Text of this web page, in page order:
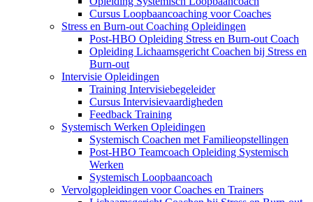
Cursus Loopbaancoaching voor Coaches
Stress en Burn-out Coaching Opleidingen
Post-HBO Opleiding Stress en Burn-out Coach
Opleiding Lichaamsgericht Coachen bij Stress en
Burn-out
Intervisie Opleidingen
Training Intervisiebegeleider
Cursus Intervisievaardigheden
Feedback Training
Systemisch Werken Opleidingen
Systemisch Coachen met Familieopstellingen
Post-HBO Teamcoach Opleiding Systemisch
Werken
Systemisch Loopbaancoach
Vervolgopleidingen voor Coaches en Trainers